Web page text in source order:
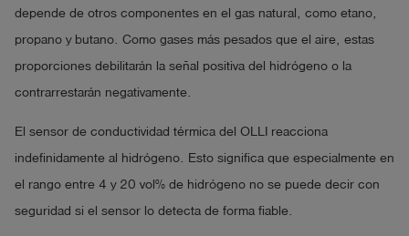
depende de otros componentes en el gas natural, como etano,
propano y butano. Como gases más pesados que el aire, estas
proporciones debilitarán la señal positiva del hidrógeno o la
contrarrestarán negativamente.
El sensor de conductividad térmica del OLLI reacciona
indefinidamente al hidrógeno. Esto significa que especialmente en
el rango entre 4 y 20 vol% de hidrógeno no se puede decir con
seguridad si el sensor lo detecta de forma fiable.